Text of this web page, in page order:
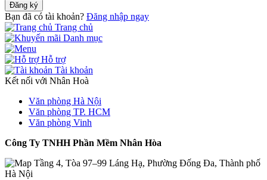
Đăng ký
Bạn đã có tài khoản? Đăng nhập ngay
Trang chủ
Danh mục
Hỗ trợ
Tài khoản
Kết nối với Nhân Hoà
Văn phòng Hà Nội
Văn phòng TP. HCM
Văn phòng Vinh
Công Ty TNHH Phần Mềm Nhân Hòa
Tầng 4, Tòa 97–99 Láng Hạ, Phường Đống Đa, Thành phố
Hà Nội